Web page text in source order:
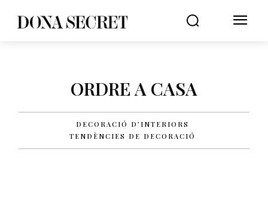
ORDRE A CASA
DECORACIÓ D’INTERIORS
TENDÈNCIES DE DECORACIÓ